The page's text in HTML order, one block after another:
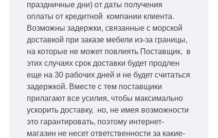
праздничные дни) от даты получения
оплаты от кредитной компании клиента.
Возможны задержки, связанные с морской
доставкой при заказе мебели из-за границы,
на которые не может повлиять Поставщик, в
этих случаях срок доставки будет продлен
еще на 30 рабочих дней и не будет считаться
задержкой. Вместе с тем поставщики
прилагают все усилия, чтобы максимально
ускорить доставку, но, не имея возможности
это гарантировать, поэтому интернет-
магазин не несет ответственности за какие-